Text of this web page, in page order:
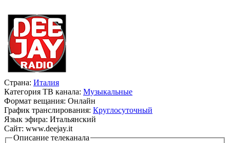
Страна: Италия
Категория ТВ канала: Музыкальные
Формат вещания: Онлайн
График транслирования: Круглосуточный
Язык эфира: Итальянский
Сайт: www.deejay.it
Описание телеканала